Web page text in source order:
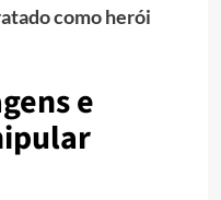
como herói
e